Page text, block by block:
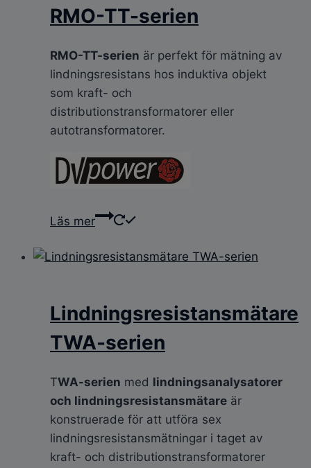
RMO-TT-serien
RMO-TT-serien är perfekt för mätning av
lindningsresistans hos induktiva objekt
som kraft- och
distributionstransformatorer eller
autotransformatorer.
Läs mer
Lindningsresistansmätare
TWA-serien
TWA-serien med lindningsanalysatorer
och lindningsresistansmätare är
konstruerade för att utföra sex
lindningsresistansmätningar i taget av
kraft- och distributionstransformatorer